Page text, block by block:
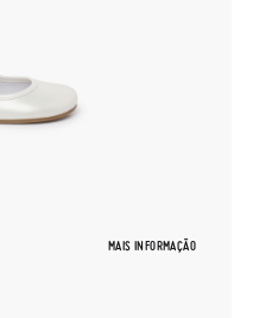
MAIS INFORMAÇÃO